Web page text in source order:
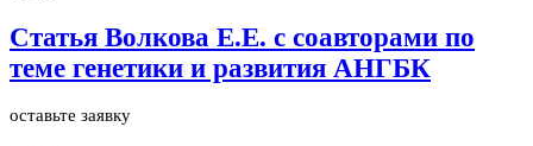
Статья Волкова Е.Е. с соавторами по
теме генетики и развития АНГБК
оставьте заявку